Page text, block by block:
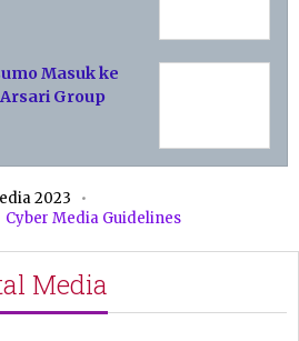
Masuk ke
Group
2023
Cyber Media Guidelines
Media